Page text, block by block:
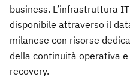
business. L’infrastruttura
disponibile attraverso il
milanese con risorse
della continuità operativa
recovery.